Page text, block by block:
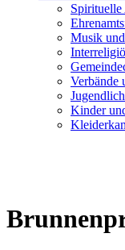
Spirituelle
Musik
Verbände
Kinder